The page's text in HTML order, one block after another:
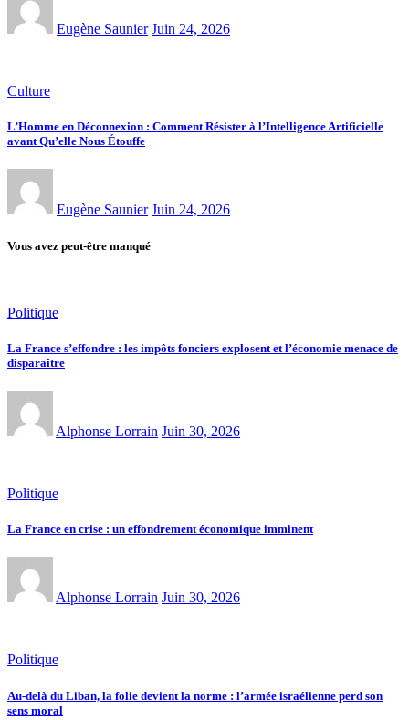
Eugène Saunier Juin 24, 2026
Culture
L’Homme en Déconnexion : Comment Résister à l’Intelligence Artificielle
avant Qu’elle Nous Étouffe
Eugène Saunier Juin 24, 2026
Vous avez peut-être manqué
Politique
La France s’effondre : les impôts fonciers explosent et l’économie menace de
disparaître
Alphonse Lorrain Juin 30, 2026
Politique
La France en crise : un effondrement économique imminent
Alphonse Lorrain Juin 30, 2026
Politique
Au-delà du Liban, la folie devient la norme : l’armée israélienne perd son
sens moral